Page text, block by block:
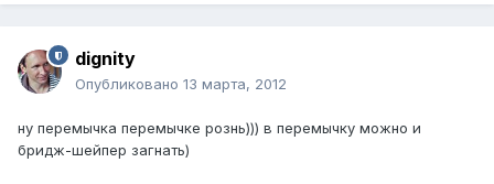
dignity
Опубликовано 13 марта, 2012
ну перемычка перемычке рознь))) в перемычку можно и
бридж-шейпер загнать)